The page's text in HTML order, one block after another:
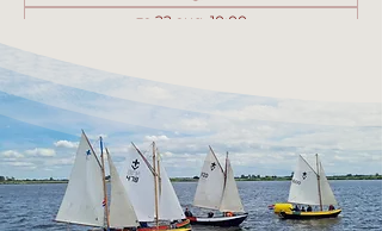
za 22 aug, 10:00
Bekijk alle 357 datums
Meld mij aan!